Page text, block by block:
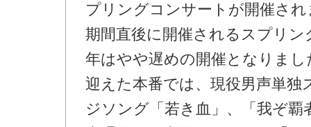
プリングコンサートが開催さ
期間直後に開催されるスプリ
年はやや遅めの開催となりまし
迎えた本番では、現役男声単独
ジソング「若き血」、「我ぞ覇